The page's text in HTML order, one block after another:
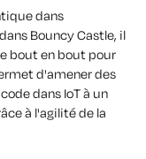
dans
Bouncy Castle, il
bout en bout pour
d'amener des
dans IoT à un
à l'agilité de la